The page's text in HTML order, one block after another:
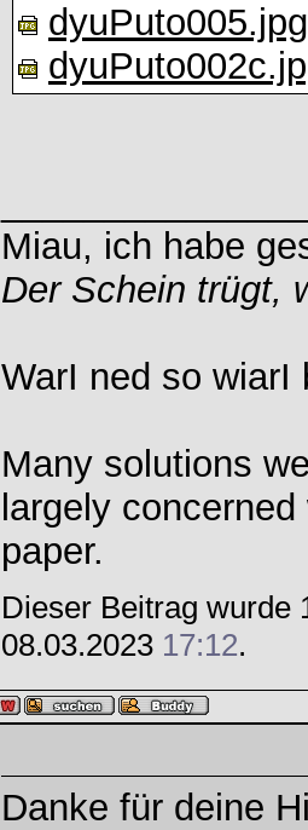
dyuPuto005.jpg
Miau, ich habe
Der Schein trügt,
WarI ned so wiarI
Many solutions
largely
paper.
Dieser Beitrag wurde
08.03.2023 17:12.
Danke für deine